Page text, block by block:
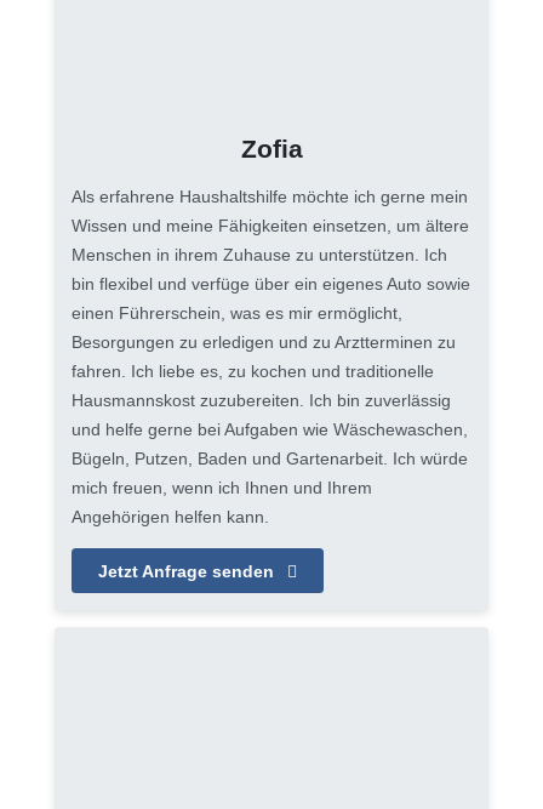
Zofia
Als erfahrene Haushaltshilfe möchte ich gerne mein
Wissen und meine Fähigkeiten einsetzen, um ältere
Menschen in ihrem Zuhause zu unterstützen. Ich
bin flexibel und verfüge über ein eigenes Auto sowie
einen Führerschein, was es mir ermöglicht,
Besorgungen zu erledigen und zu Arztterminen zu
fahren. Ich liebe es, zu kochen und traditionelle
Hausmannskost zuzubereiten. Ich bin zuverlässig
und helfe gerne bei Aufgaben wie Wäschewaschen,
Bügeln, Putzen, Baden und Gartenarbeit. Ich würde
mich freuen, wenn ich Ihnen und Ihrem
Angehörigen helfen kann.
Jetzt Anfrage senden